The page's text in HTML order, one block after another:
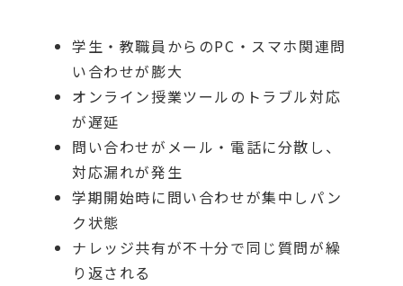
学生・教職員からのPC・スマホ関連問
い合わせが膨大
オンライン授業ツールのトラブル対応
が遅延
問い合わせがメール・電話に分散し、
対応漏れが発生
学期開始時に問い合わせが集中しパン
ク状態
ナレッジ共有が不十分で同じ質問が繰
り返される